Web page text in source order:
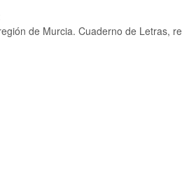
de Murcia. Cuaderno de Letras,